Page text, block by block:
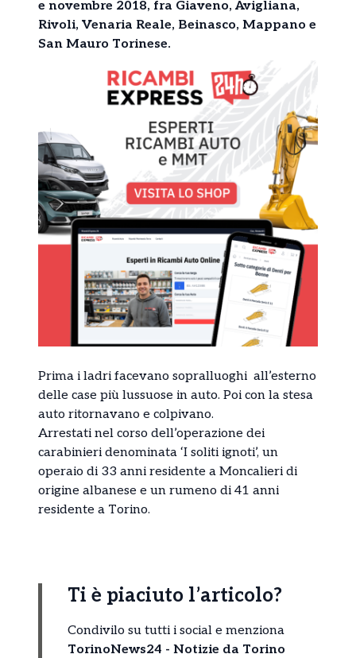
e novembre 2018, fra Giaveno, Avigliana,
Rivoli, Venaria Reale, Beinasco, Mappano e
San Mauro Torinese.
Prima i ladri facevano sopralluoghi all’esterno
delle case più lussuose in auto. Poi con la stesa
auto ritornavano e colpivano.
Arrestati nel corso dell’operazione dei
carabinieri denominata ‘I soliti ignoti’, un
operaio di 33 anni residente a Moncalieri di
origine albanese e un rumeno di 41 anni
residente a Torino.
Ti è piaciuto l’articolo?
Condivilo su tutti i social e menziona
TorinoNews24 - Notizie da Torino